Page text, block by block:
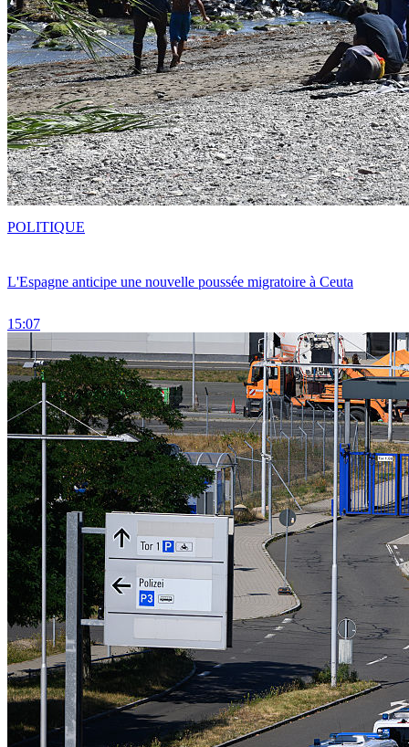
L'Espagne anticipe une nouvelle poussée migratoire à Ceuta
15:07
POLITIQUE